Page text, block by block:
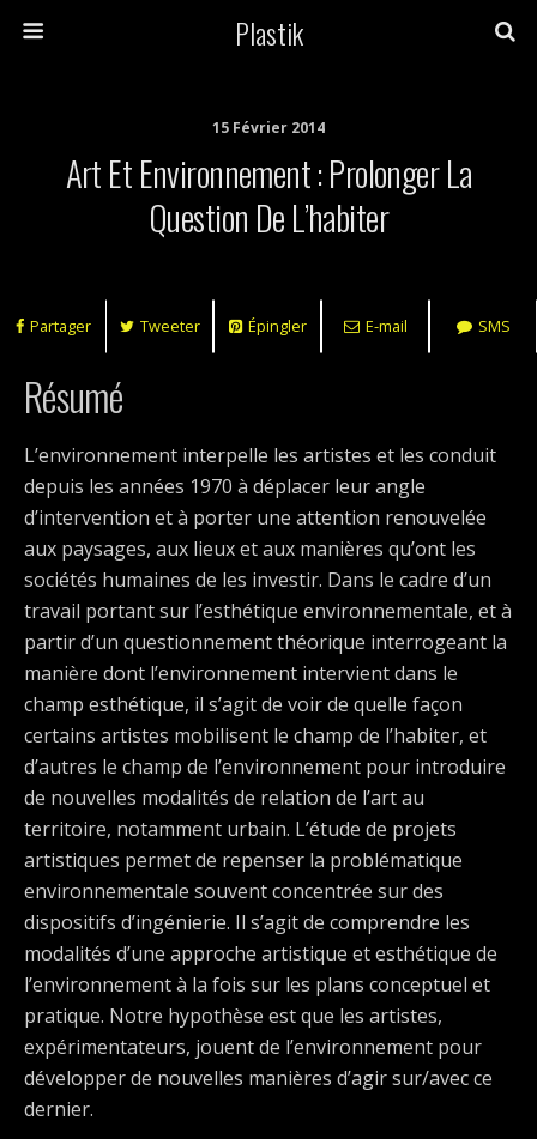
Plastik
15 Février 2014
Art Et Environnement : Prolonger La
Question De L’habiter
Partager Tweeter Épingler E-mail SMS
Résumé
L’environnement interpelle les artistes et les conduit
depuis les années 1970 à déplacer leur angle
d’intervention et à porter une attention renouvelée
aux paysages, aux lieux et aux manières qu’ont les
sociétés humaines de les investir. Dans le cadre d’un
travail portant sur l’esthétique environnementale, et à
partir d’un questionnement théorique interrogeant la
manière dont l’environnement intervient dans le
champ esthétique, il s’agit de voir de quelle façon
certains artistes mobilisent le champ de l’habiter, et
d’autres le champ de l’environnement pour introduire
de nouvelles modalités de relation de l’art au
territoire, notamment urbain. L’étude de projets
artistiques permet de repenser la problématique
environnementale souvent concentrée sur des
dispositifs d’ingénierie. Il s’agit de comprendre les
modalités d’une approche artistique et esthétique de
l’environnement à la fois sur les plans conceptuel et
pratique. Notre hypothèse est que les artistes,
expérimentateurs, jouent de l’environnement pour
développer de nouvelles manières d’agir sur/avec ce
dernier.